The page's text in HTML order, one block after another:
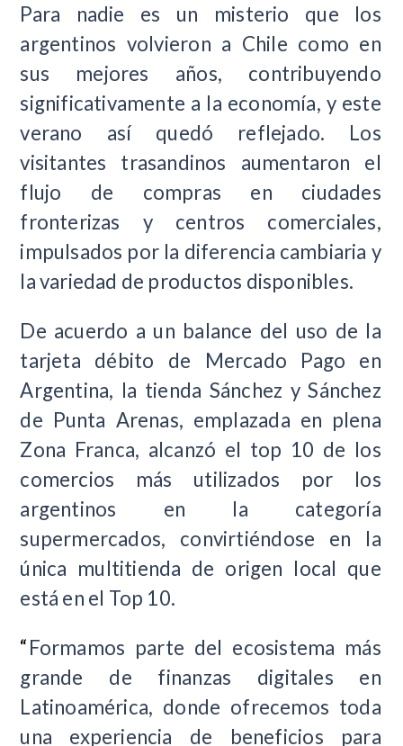
Para nadie es un misterio que los
argentinos volvieron a Chile como en
sus mejores años, contribuyendo
significativamente a la economía, y este
verano así quedó reflejado. Los
visitantes trasandinos aumentaron el
flujo de compras en ciudades
fronterizas y centros comerciales,
impulsados por la diferencia cambiaria y
la variedad de productos disponibles.
De acuerdo a un balance del uso de la
tarjeta débito de Mercado Pago en
Argentina, la tienda Sánchez y Sánchez
de Punta Arenas, emplazada en plena
Zona Franca, alcanzó el top 10 de los
comercios más utilizados por los
argentinos en la categoría
supermercados, convirtiéndose en la
única multitienda de origen local que
está en el Top 10.
“Formamos parte del ecosistema más
grande de finanzas digitales en
Latinoamérica, donde ofrecemos toda
una experiencia de beneficios para